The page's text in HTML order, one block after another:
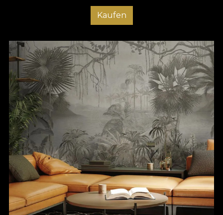
Kaufen